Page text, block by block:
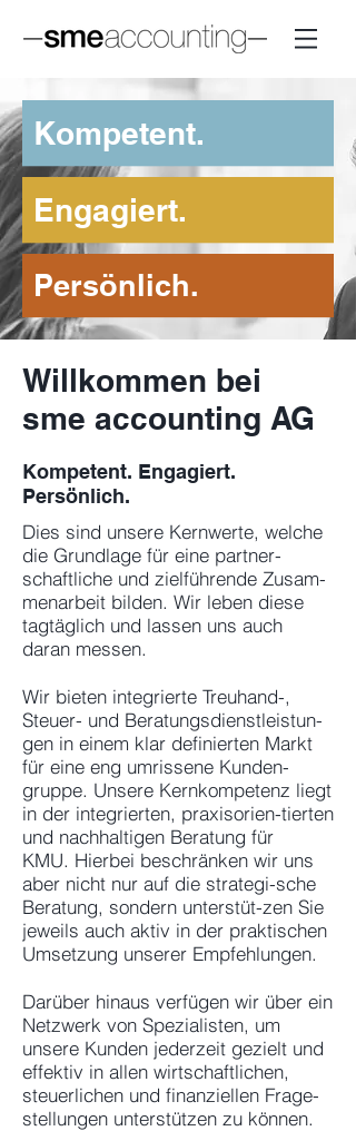
Kompetent.
Engagiert.
Persönlich.
Willkommen bei
sme accounting AG
Kompetent. Engagiert.
Persönlich.
Dies sind unsere Kernwerte, welche
die Grundlage für eine partner-
schaftliche und zielführende Zusam-
menarbeit bilden. Wir leben diese
tagtäglich und lassen uns auch
daran messen.
Wir bieten integrierte Treuhand-,
Steuer- und Beratungsdienstleistun-
gen in einem klar definierten Markt
für eine eng umrissene Kunden-
gruppe. Unsere Kernkompetenz liegt
in der integrierten, praxisorien-tierten
und nachhaltigen Beratung für
KMU. Hierbei beschränken wir uns
aber nicht nur auf die strategi-sche
Beratung, sondern unterstüt-zen Sie
jeweils auch aktiv in der praktischen
Umsetzung unserer Empfehlungen.
Darüber hinaus verfügen wir über ein
Netzwerk von Spezialisten, um
unsere Kunden jederzeit gezielt und
effektiv in allen wirtschaftlichen,
steuerlichen und finanziellen Frage-
stellungen unterstützen zu können.